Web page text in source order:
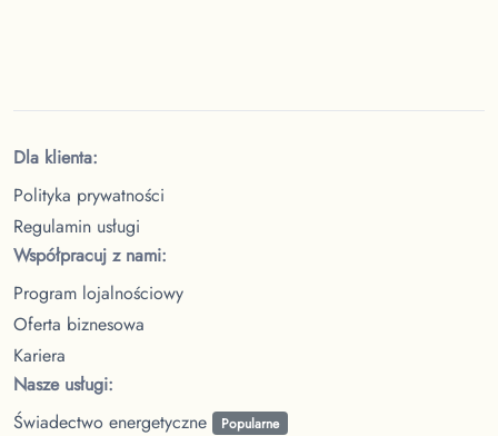
Dla klienta:
Polityka prywatności
Regulamin usługi
Współpracuj z nami:
Program lojalnościowy
Oferta biznesowa
Kariera
Nasze usługi:
Świadectwo energetyczne
Popularne